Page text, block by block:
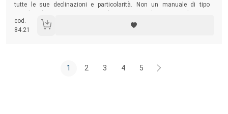
tutte le sue declinazioni e particolarità. Non un manuale di tipo
pubblico ampio: professionisti e studenti dell’ambito della
progettazione, albergatori e operatori del settore alberghiero e
cod.
84.21
1 2 3 4 5